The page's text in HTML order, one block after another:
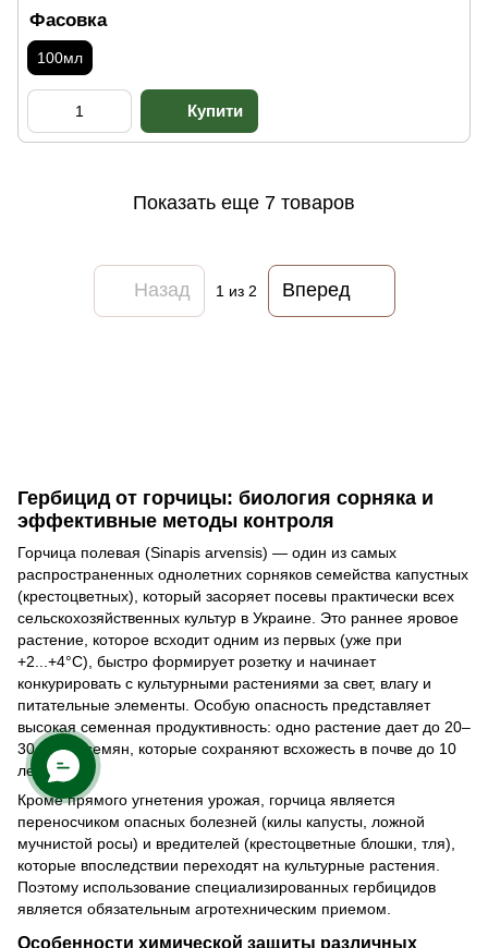
Фасовка
100мл
Показать еще 7 товаров
Назад 1 из 2 Вперед
Гербицид от горчицы: биология сорняка и
эффективные методы контроля
Горчица полевая (Sinapis arvensis) — один из самых
распространенных однолетних сорняков семейства капустных
(крестоцветных), который засоряет посевы практически всех
сельскохозяйственных культур в Украине. Это раннее яровое
растение, которое всходит одним из первых (уже при
+2...+4°C), быстро формирует розетку и начинает
конкурировать с культурными растениями за свет, влагу и
питательные элементы. Особую опасность представляет
высокая семенная продуктивность: одно растение дает до 20–
30 тысяч семян, которые сохраняют всхожесть в почве до 10
лет.
Кроме прямого угнетения урожая, горчица является
переносчиком опасных болезней (килы капусты, ложной
мучнистой росы) и вредителей (крестоцветные блошки, тля),
которые впоследствии переходят на культурные растения.
Поэтому использование специализированных гербицидов
является обязательным агротехническим приемом.
Особенности химической защиты различных